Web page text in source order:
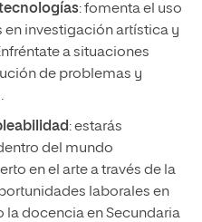
tecnologías: fomenta el uso
investigación artística y
a situaciones
de problemas y
: estarás
del mundo
en el arte a través de la
laborales en
docencia en Secundaria